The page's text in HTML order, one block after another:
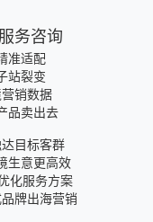
务咨询
准适配
站裂变
销数据
品卖出去
目标客群
生意更高效
化服务方案
牌出海营销